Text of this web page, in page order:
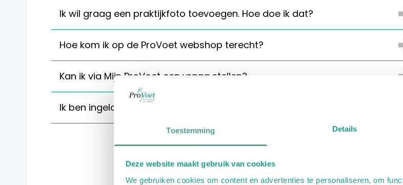
Toestemming Details
Deze website maakt gebruik van cookies
We gebruiken cookies om content en advertenties te personaliseren, om
Ik wil graag een praktijkfoto toevoegen. Hoe doe ik dat?
Hoe kom ik op de ProVoet webshop terecht?
Kan ik via Mijn ProVoet een vraag stellen?
Ik ben ingelogd op mijn account maar ik kan niet in de webshop